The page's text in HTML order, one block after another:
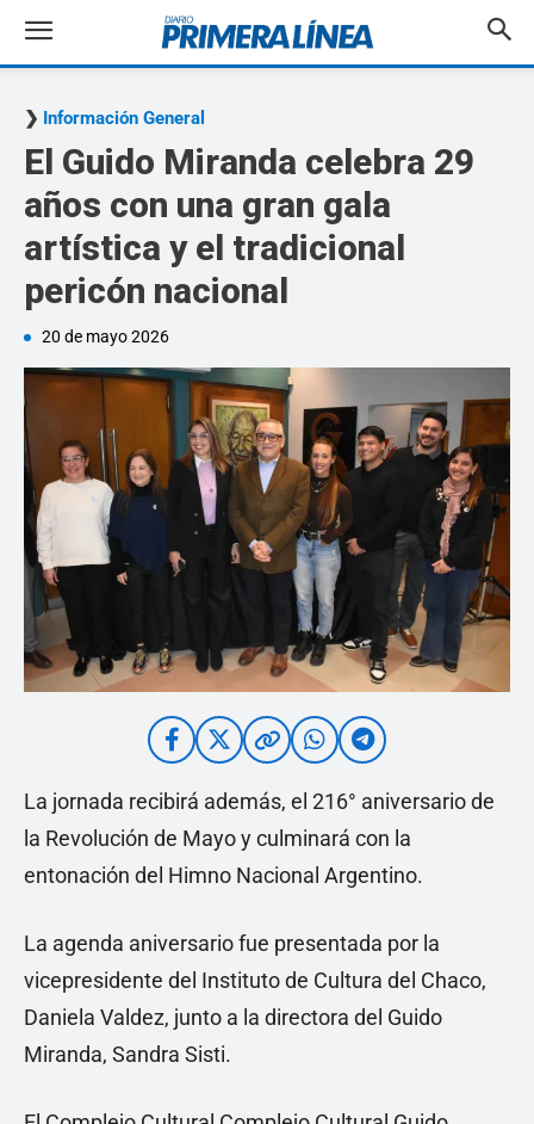
Información General
El Guido Miranda celebra 29
años con una gran gala
artística y el tradicional
pericón nacional
20 de mayo 2026
La jornada recibirá además, el 216° aniversario de
la Revolución de Mayo y culminará con la
entonación del Himno Nacional Argentino.
La agenda aniversario fue presentada por la
vicepresidente del Instituto de Cultura del Chaco,
Daniela Valdez, junto a la directora del Guido
Miranda, Sandra Sisti.